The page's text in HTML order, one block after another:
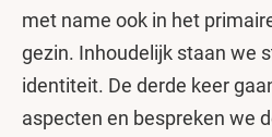
met name ook in het
gezin. Inhoudelijk staan we
identiteit. De derde keer
aspecten en bespreken we